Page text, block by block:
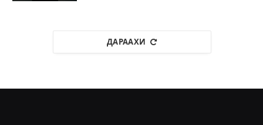
ДАРААХИ